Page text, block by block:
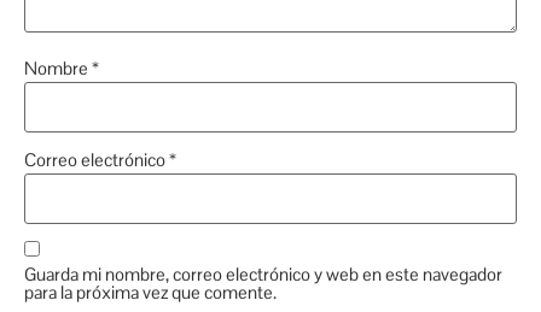
Nombre *
Correo electrónico*
Guarda mi nombre, correo electrónico y web en este navegador
para la próxima vez que comente.